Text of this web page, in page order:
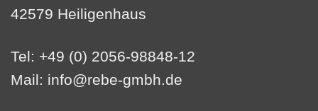
42579 Heiligenhaus
Tel: +49 (0) 2056-98848-12
Mail: info@rebe-gmbh.de